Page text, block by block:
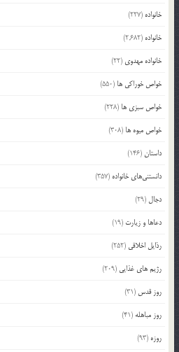
خانواده (227)
خانواده (2,682)
خانواده مهدوی (22)
خواص خوراکی ها (550)
خواص سبزی ها (228)
خواص میوه ها (308)
داستان(146)
دانستنی‌های خانواده (357)
دجال (29)
دعاها و زیارت (19)
رذایل اخلاقی (252)
رژیم های غذایی (209)
روز قدس (31)
روز مباهله (41)
روزه (93)